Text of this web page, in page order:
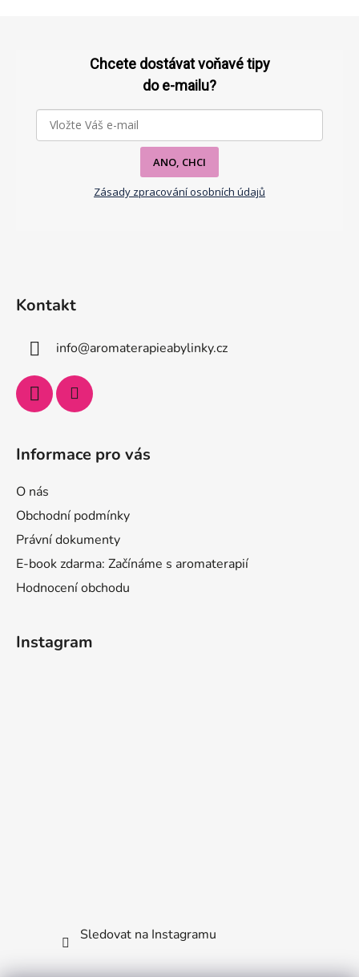
Chcete dostávat voňavé tipy
do e-mailu?
ANO, CHCI
Zásady zpracování osobních údajů
Kontakt
info@aromaterapieabylinky.cz
Informace pro vás
O nás
Obchodní podmínky
Právní dokumenty
E-book zdarma: Začínáme s aromaterapií
Hodnocení obchodu
Instagram
Sledovat na Instagramu